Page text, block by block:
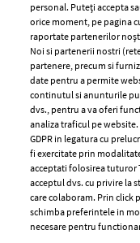
ELLE Style
2024
Despre ELLE
Romania
Contact
Abonamente
personal. Puteți accepta
orice moment, pe pagina
raportate partenerilor
Noi si partenerii nostri
partenere, precum si
date pentru a permite
continutul si anunturile
dvs., pentru a va oferi
analiza traficul pe
GDPR in legatura cu
fi exercitate prin
acceptati folosirea tuturor
acceptul dvs. cu privire la
care colaboram. Prin click
schimba preferintele in
necesare pentru